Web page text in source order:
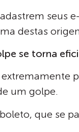
seus
destas
se torna
um golpe.
que se